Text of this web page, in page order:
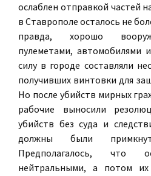
ослаблен отправкой частей
в Ставрополе осталось не
правда, хорошо
пулеметами, автомобилями
силу в городе составляли
получивших винтовки для
Но после убийств мирных
рабочие выносили
убийств без суда и
должны были
Предполагалось, что
нейтральными, а потом их